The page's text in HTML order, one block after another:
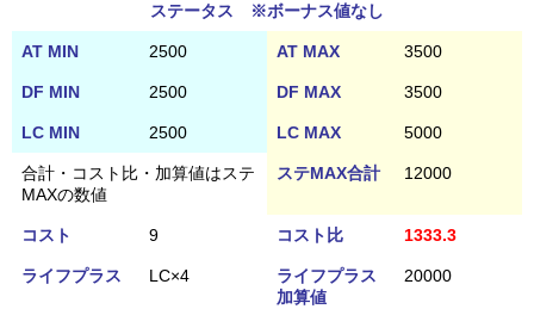
ステータス ※ボーナス値なし
AT MIN 2500 AT MAX 3500
DF MIN 2500 DF MAX 3500
LC MIN 2500 LC MAX 5000
合計・コスト比・加算値はステ
MAXの数値
ステMAX合計 12000
コスト 9 コスト比 1333.3
ライフプラス LC×4
ライフプラス
加算値
20000